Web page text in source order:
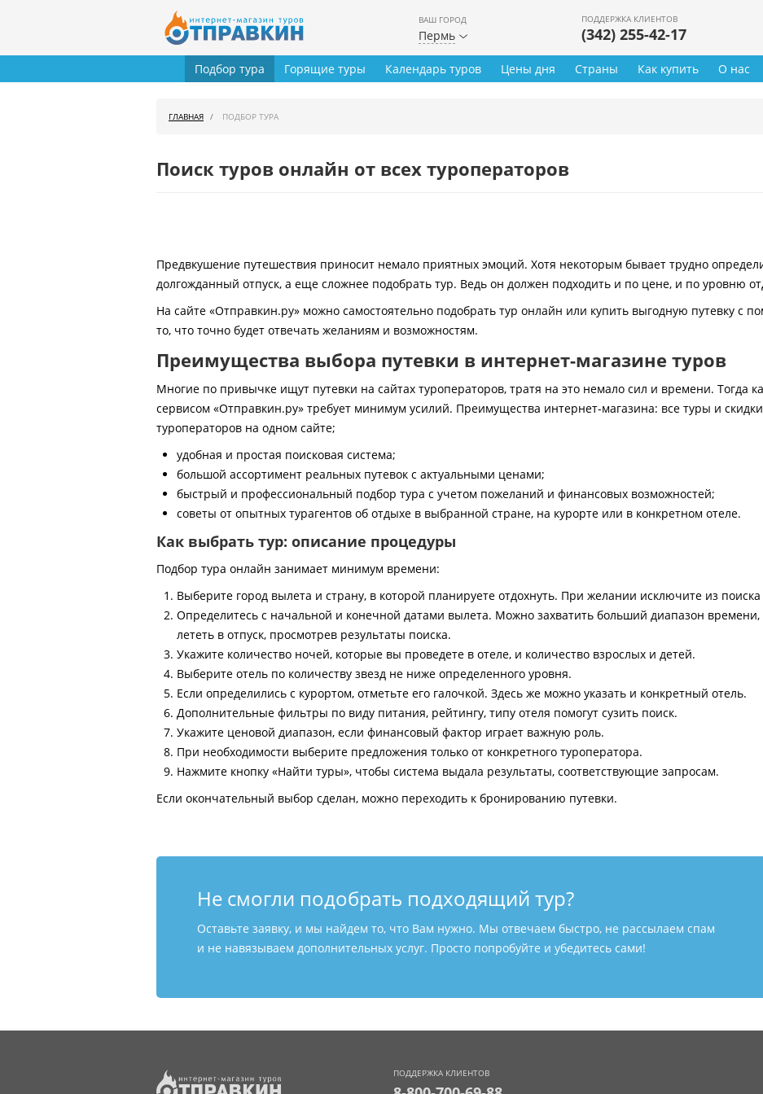
ВАШ ГОРОД
Пермь
ПОДДЕРЖКА КЛИЕНТОВ
(342) 255-42-17
Подбор тура Горящие туры Календарь туров Цены дня Страны Как купить О нас
ГЛАВНАЯ ПОДБОР ТУРА
Поиск туров онлайн от всех туроператоров
Предвкушение путешествия приносит немало приятных эмоций. Хотя некоторым бывает трудно
долгожданный отпуск, а еще сложнее подобрать тур. Ведь он должен подходить и по цене, и по уровню
На сайте «Отправкин.ру» можно самостоятельно подобрать тур онлайн или купить выгодную путевку с
то, что точно будет отвечать желаниям и возможностям.
Преимущества выбора путевки в интернет-магазине туров
Многие по привычке ищут путевки на сайтах туроператоров, тратя на это немало сил и времени. Тогда
сервисом «Отправкин.ру» требует минимум усилий. Преимущества интернет-магазина: все туры и
туроператоров на одном сайте;
удобная и простая поисковая система;
большой ассортимент реальных путевок с актуальными ценами;
быстрый и профессиональный подбор тура с учетом пожеланий и финансовых возможностей;
советы от опытных турагентов об отдыхе в выбранной стране, на курорте или в конкретном отеле.
Как выбрать тур: описание процедуры
Подбор тура онлайн занимает минимум времени:
Выберите город вылета и страну, в которой планируете отдохнуть. При желании исключите из
Определитесь с начальной и конечной датами вылета. Можно захватить больший диапазон времени,
лететь в отпуск, просмотрев результаты поиска.
Укажите количество ночей, которые вы проведете в отеле, и количество взрослых и детей.
Выберите отель по количеству звезд не ниже определенного уровня.
Если определились с курортом, отметьте его галочкой. Здесь же можно указать и конкретный отель.
Дополнительные фильтры по виду питания, рейтингу, типу отеля помогут сузить поиск.
Укажите ценовой диапазон, если финансовый фактор играет важную роль.
При необходимости выберите предложения только от конкретного туроператора.
Нажмите кнопку «Найти туры», чтобы система выдала результаты, соответствующие запросам.
Если окончательный выбор сделан, можно переходить к бронированию путевки.
Не смогли подобрать подходящий тур?
Оставьте заявку, и мы найдем то, что Вам нужно. Мы отвечаем быстро, не рассылаем спам
и не навязываем дополнительных услуг. Просто попробуйте и убедитесь сами!
ПОДДЕРЖКА КЛИЕНТОВ